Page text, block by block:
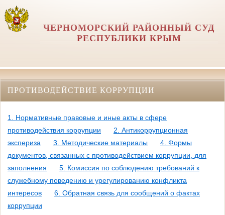
ЧЕРНОМОРСКИЙ РАЙОННЫЙ СУД
РЕСПУБЛИКИ КРЫМ
ПРОТИВОДЕЙСТВИЕ КОРРУПЦИИ
1. Нормативные правовые и иные акты в сфере
противодействия коррупции
2. Антикоррупционная
экспериза
3. Методические материалы
4. Формы
документов, связанных с противодействием коррупции, для
заполнения
5. Комиссия по соблюдению требований к
служебному поведению и урегулированию конфликта
интересов
6. Обратная связь для сообщений о фактах
коррупции